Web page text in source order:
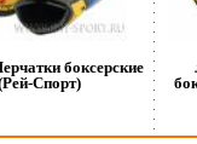
боксерские
Спорт)